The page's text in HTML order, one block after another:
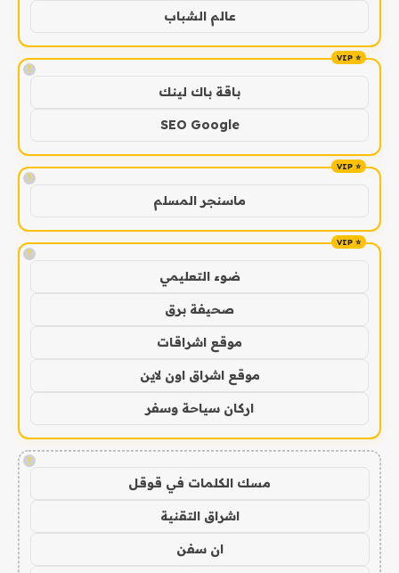
عالم الشباب
!
باقة باك لينك
SEO Google
!
ماسنجر المسلم
!
ضوء التعليمي
صحيفة برق
موقع اشراقات
موقع اشراق اون لاين
اركان سياحة وسفر
!
مسك الكلمات في قوقل
اشراق التقنية
ان سفن